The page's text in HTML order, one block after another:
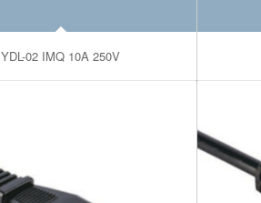
YDL-02 IMQ 10A 250V